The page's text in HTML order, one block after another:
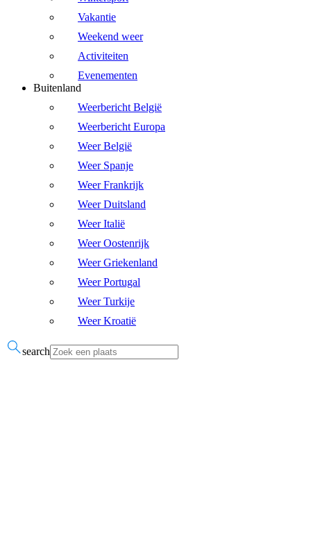
Vakantie
Weekend weer
Activiteiten
Evenementen
Buitenland
Weerbericht België
Weerbericht Europa
Weer België
Weer Spanje
Weer Frankrijk
Weer Duitsland
Weer Italië
Weer Oostenrijk
Weer Griekenland
Weer Portugal
Weer Turkije
Weer Kroatië
search